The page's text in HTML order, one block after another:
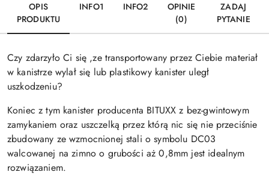
OPIS
PRODUKTU
INFO1 INFO2
OPINIE
(0)
ZADAJ
PYTANIE
Czy zdarzyło Ci się ,ze transportowany przez Ciebie materiał
w kanistrze wylał się lub plastikowy kanister uległ
uszkodzeniu?
Koniec z tym kanister producenta BITUXX z bez-gwintowym
zamykaniem oraz uszczelką przez którą nic się nie przeciśnie
zbudowany ze wzmocnionej stali o symbolu DC03
walcowanej na zimno o grubości aż 0,8mm jest idealnym
rozwiązaniem.